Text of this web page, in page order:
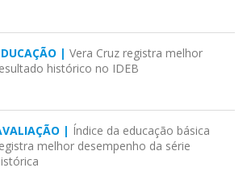
| Vera Cruz registra melhor
histórico no IDEB
| Índice da educação básica
melhor desempenho da série